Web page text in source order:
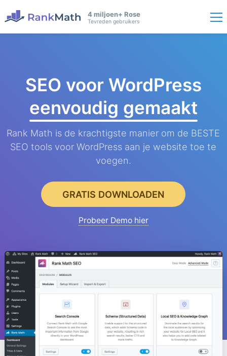
4 miljoen+ Rose
Tevreden gebruikers
SEO voor WordPress
eenvoudig gemaakt
Rank Math is de krachtigste manier om de BESTE
SEO tools voor WordPress aan je website toe te
voegen.
GRATIS DOWNLOADEN
Probeer Demo hier